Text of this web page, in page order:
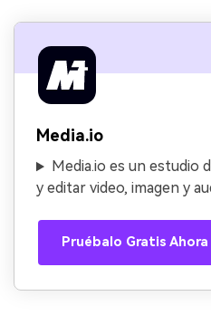
Media.io
Media.io es un estudio
y editar video, imagen y
Pruébalo Gratis Ahora